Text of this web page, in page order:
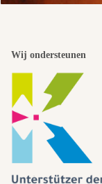
Wij ondersteunen